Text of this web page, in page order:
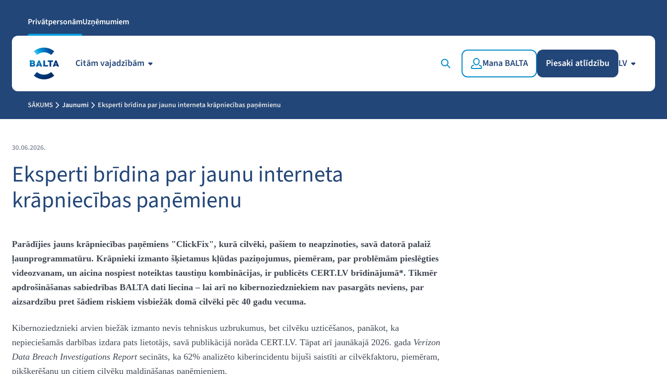
PrivātpersonāmUzņēmumiem
Citām vajadzībām Mana BALTA Piesaki atlīdzību LV
SĀKUMS Jaunumi Eksperti brīdina par jaunu interneta krāpniecības paņēmienu
30.06.2026.
Eksperti brīdina par jaunu interneta
krāpniecības paņēmienu
Parādījies jauns krāpniecības paņēmiens "ClickFix", kurā cilvēki, pašiem to neapzinoties, savā datorā palaiž
ļaunprogrammatūru. Krāpnieki izmanto šķietamus kļūdas paziņojumus, piemēram, par problēmām pieslēgties
videozvanam, un aicina nospiest noteiktas taustiņu kombinācijas, ir publicēts CERT.LV brīdinājumā*. Tikmēr
apdrošināšanas sabiedrības BALTA dati liecina – lai arī no kibernoziedzniekiem nav pasargāts neviens, par
aizsardzību pret šādiem riskiem visbiežāk domā cilvēki pēc 40 gadu vecuma.
Kibernoziedznieki arvien biežāk izmanto nevis tehniskus uzbrukumus, bet cilvēku uzticēšanos, panākot, ka
nepieciešamās darbības izdara pats lietotājs, savā publikācijā norāda CERT.LV. Tāpat arī jaunākajā 2026. gada Verizon
Data Breach Investigations Reportsecināts, ka 62% analizēto kiberincidentu bijuši saistīti ar cilvēkfaktoru, piemēram,
pikšķerēšanu un citiem cilvēku maldināšanas paņēmieniem.